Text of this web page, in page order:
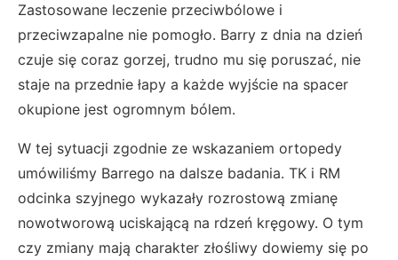
Zastosowane leczenie przeciwbólowe i
przeciwzapalne nie pomogło. Barry z dnia na dzień
czuje się coraz gorzej, trudno mu się poruszać, nie
staje na przednie łapy a każde wyjście na spacer
okupione jest ogromnym bólem.
W tej sytuacji zgodnie ze wskazaniem ortopedy
umówiliśmy Barrego na dalsze badania. TK i RM
odcinka szyjnego wykazały rozrostową zmianę
nowotworową uciskającą na rdzeń kręgowy. O tym
czy zmiany mają charakter złośliwy dowiemy się po